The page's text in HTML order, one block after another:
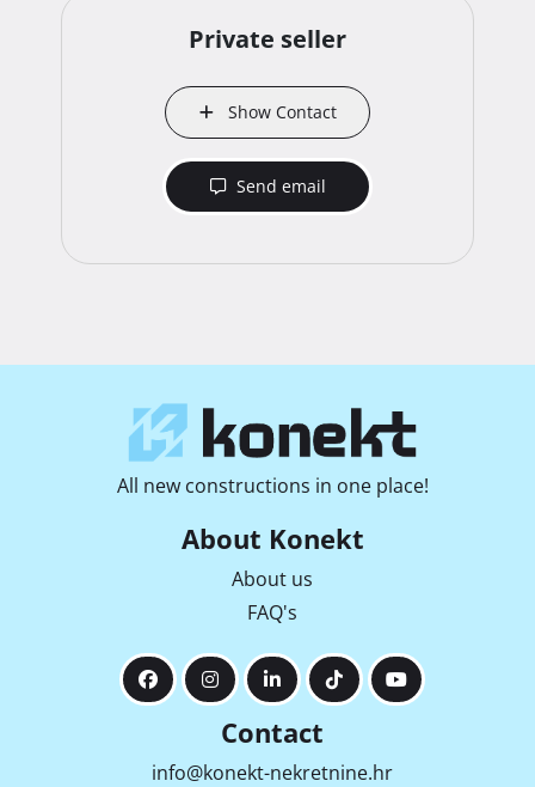
Private seller
Show Contact
Send email
All new constructions in one place!
About Konekt
About us
FAQ's
Contact
info@konekt-nekretnine.hr